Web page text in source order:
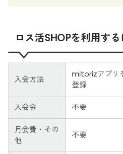
ロス活SHOPを利用する
入会方法
mitorizアプリ
登録
入会金 不要
月会費・その
他
不要